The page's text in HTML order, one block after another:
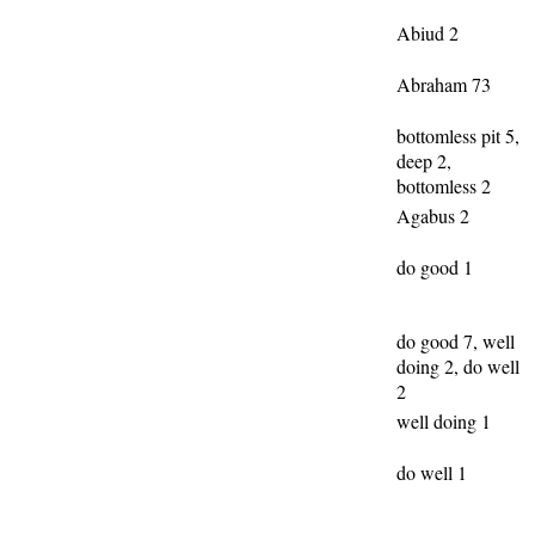
Abiud 2
Abraham 73
bottomless pit 5,
deep 2,
bottomless 2
Agabus 2
do good 1
do good 7, well
doing 2, do well
2
well doing 1
do well 1